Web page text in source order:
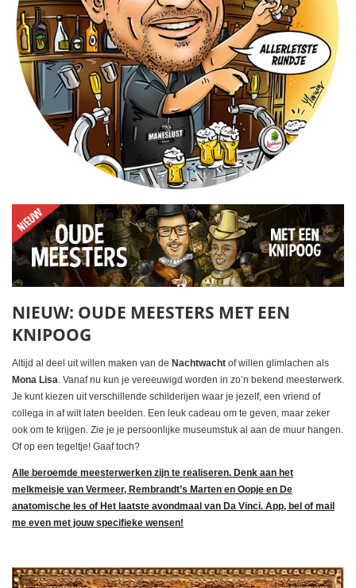
NIEUW: OUDE MEESTERS MET EEN
KNIPOOG
Altijd al deel uit willen maken van de Nachtwacht of willen glimlachen als
Mona Lisa. Vanaf nu kun je vereeuwigd worden in zo’n bekend meesterwerk.
Je kunt kiezen uit verschillende schilderijen waar je jezelf, een vriend of
collega in af wilt laten beelden. Een leuk cadeau om te geven, maar zeker
ook om te krijgen. Zie je je persoonlijke museumstuk al aan de muur hangen.
Of op een tegeltje! Gaaf toch?
Alle beroemde meesterwerken zijn te realiseren. Denk aan het
melkmeisje van Vermeer, Rembrandt’s Marten en Oopje en De
anatomische les of Het laatste avondmaal van Da Vinci. App, bel of mail
me even met jouw specifieke wensen!